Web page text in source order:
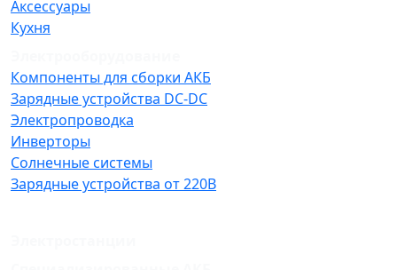
Аксессуары
Кухня
Компоненты для сборки АКБ
Зарядные устройства DC-DC
Электропроводка
Инверторы
Солнечные системы
Зарядные устройства от 220В